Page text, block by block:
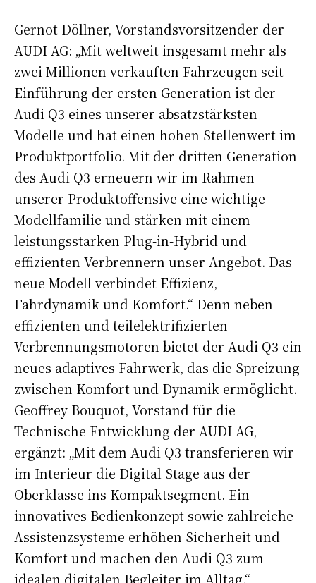
Gernot Döllner, Vorstandsvorsitzender der
AUDI AG: „Mit weltweit insgesamt mehr als
zwei Millionen verkauften Fahrzeugen seit
Einführung der ersten Generation ist der
Audi Q3 eines unserer absatzstärksten
Modelle und hat einen hohen Stellenwert im
Produktportfolio. Mit der dritten Generation
des Audi Q3 erneuern wir im Rahmen
unserer Produktoffensive eine wichtige
Modellfamilie und stärken mit einem
leistungsstarken Plug-in-Hybrid und
effizienten Verbrennern unser Angebot. Das
neue Modell verbindet Effizienz,
Fahrdynamik und Komfort.“ Denn neben
effizienten und teilelektrifizierten
Verbrennungsmotoren bietet der Audi Q3 ein
neues adaptives Fahrwerk, das die Spreizung
zwischen Komfort und Dynamik ermöglicht.
Geoffrey Bouquot, Vorstand für die
Technische Entwicklung der AUDI AG,
ergänzt: „Mit dem Audi Q3 transferieren wir
im Interieur die Digital Stage aus der
Oberklasse ins Kompaktsegment. Ein
innovatives Bedienkonzept sowie zahlreiche
Assistenzsysteme erhöhen Sicherheit und
Komfort und machen den Audi Q3 zum
idealen digitalen Begleiter im Alltag.“